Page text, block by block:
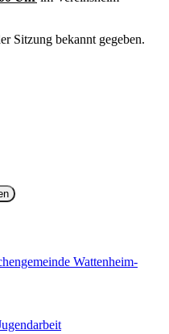
Sitzung bekannt gegeben.
Wattenheim-